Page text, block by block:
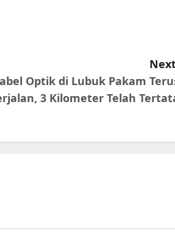
Optik di Lubuk Pakam
3 Kilometer Telah